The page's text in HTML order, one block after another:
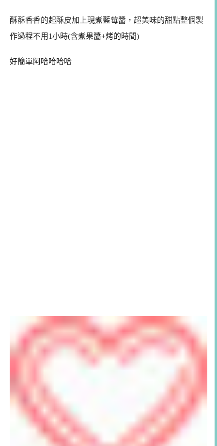
酥酥香香的起酥皮加上現煮藍莓醬，超美味的甜點整個製
作過程不用1小時(含煮果醬+烤的時間)
好簡單阿哈哈哈哈